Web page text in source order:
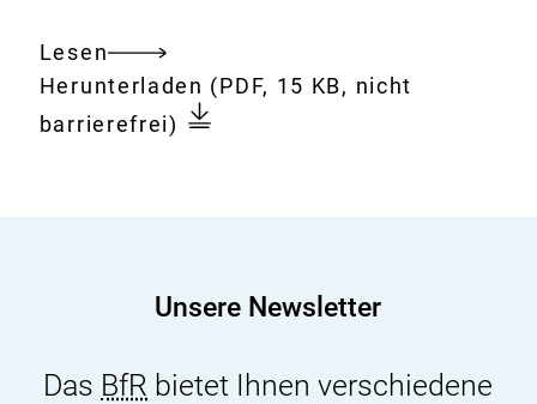
Lesen
Gesamtes
Dokument
Download:
Herunterladen Frage
der
Menschen
Genuss
(PDF, 15 KB, nicht
barrierefrei)
Unsere Newsletter
Das BfR bietet Ihnen verschiedene